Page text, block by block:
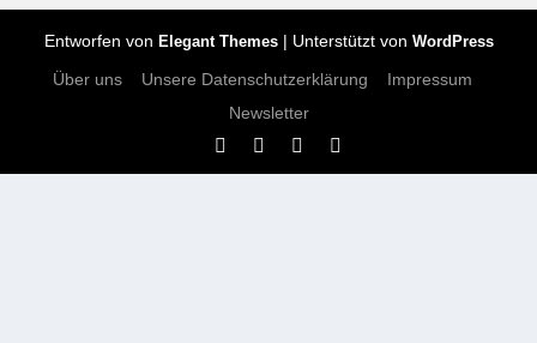
Entworfen von Elegant Themes| Unterstützt von WordPress
Über uns Unsere Datenschutzerklärung
Impressum
Newsletter